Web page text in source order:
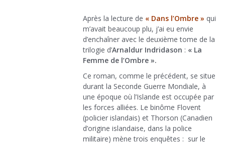
Après la lecture de « Dans l’Ombre » qui
m’avait beaucoup plu, j’ai eu envie
d’enchaîner avec le deuxième tome de la
trilogie d’Arnaldur Indridason : « La
Femme de l’Ombre ».
Ce roman, comme le précédent, se situe
durant la Seconde Guerre Mondiale, à
une époque où l’Islande est occupée par
les forces alliées. Le binôme Flovent
(policier islandais) et Thorson (Canadien
d’origine islandaise, dans la police
militaire) mène trois enquêtes : sur le